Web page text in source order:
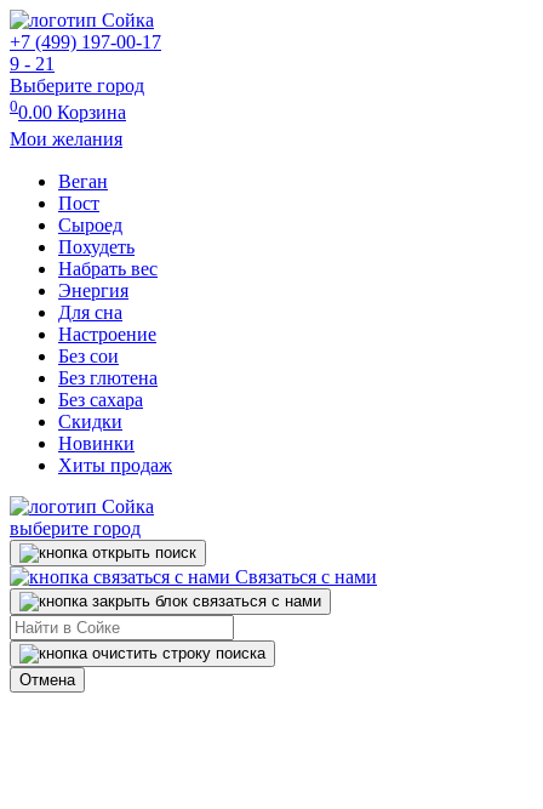
+7 (499) 197-00-17
9 - 21
Выберите город
00.00 Корзина
Мои желания
Веган
Пост
Сыроед
Похудеть
Набрать вес
Энергия
Для сна
Настроение
Без сои
Без глютена
Без сахара
Скидки
Новинки
Хиты продаж
выберите город
Связаться с нами
Отмена